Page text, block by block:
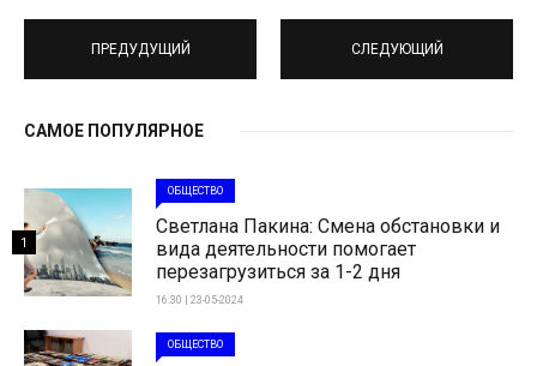
ПРЕДУДУЩИЙ СЛЕДУЮЩИЙ
САМОЕ ПОПУЛЯРНОЕ
ОБЩЕСТВО
Светлана Пакина: Смена обстановки и
вида деятельности помогает
перезагрузиться за 1-2 дня
16:30 | 23-05-2024
1
ОБЩЕСТВО